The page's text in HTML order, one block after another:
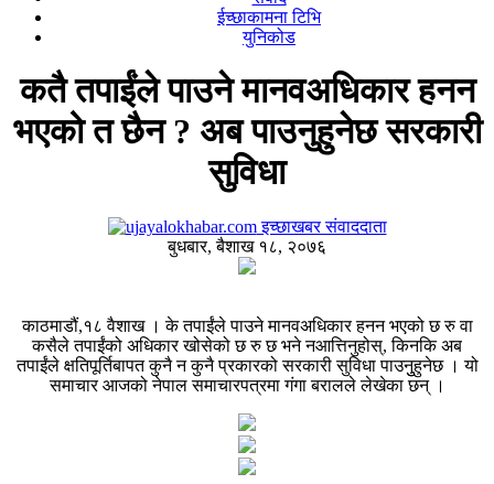
ईच्छाकामना टिभि
युनिकोड
कतै तपाईंले पाउने मानवअधिकार हनन
भएको त छैन ? अब पाउनुहुनेछ सरकारी
सुविधा
इच्छाखबर संवाददाता
बुधबार, बैशाख १८, २०७६
काठमाडौं,१८ वैशाख । के तपाईंले पाउने मानवअधिकार हनन भएको छ रु वा
कसैले तपाईंको अधिकार खोसेको छ रु छ भने नआत्तिनुहोस्, किनकि अब
तपाईंले क्षतिपूर्तिबापत कुनै न कुनै प्रकारको सरकारी सुविधा पाउनुुहुनेछ । यो
समाचार आजको नेपाल समाचारपत्रमा गंगा बरालले लेखेका छन् ।